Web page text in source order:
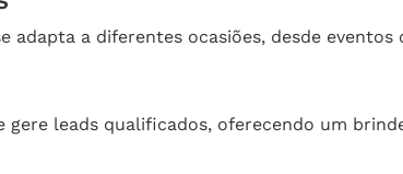
adapta a diferentes ocasiões, desde
gere leads qualificados, oferecendo um